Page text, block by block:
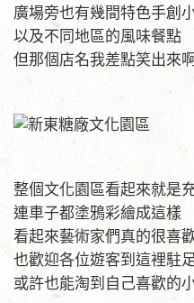
廣場旁也有幾間特色手創
以及不同地區的風味餐點
但那個店名我差點笑出來
整個文化園區看起來就是
連車子都塗鴉彩繪成這樣
看起來藝術家們真的很喜
也歡迎各位遊客到這裡駐
或許也能淘到自己喜歡的